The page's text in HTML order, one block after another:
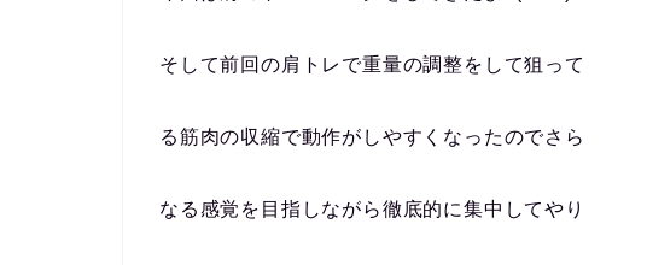
そして前回の肩トレで重量の調整をして狙って
る筋肉の収縮で動作がしやすくなったのでさら
なる感覚を目指しながら徹底的に集中してやり